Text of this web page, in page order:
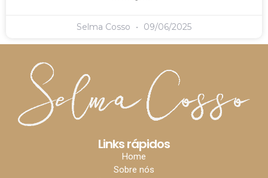
Selma Cosso 09/06/2025
Links rápidos
Home
Sobre nós